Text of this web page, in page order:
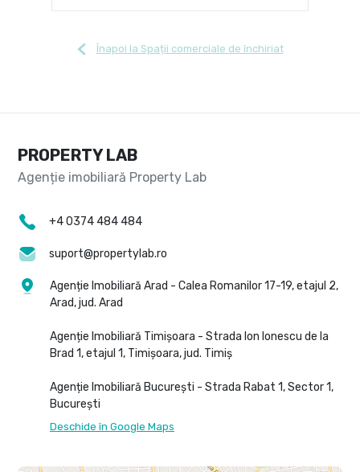
Înapoi la Spații comerciale de închiriat
PROPERTY LAB
+4 0374 484 484
suport@propertylab.ro
Agenție Imobiliară Arad - Calea Romanilor 17-19, etajul 2,
Arad, jud. Arad
Agenție Imobiliară Timișoara - Strada Ion Ionescu de la
Brad 1, etajul 1, Timișoara, jud. Timiș
Agenție Imobiliară București - Strada Rabat 1, Sector 1,
București
Deschide în Google Maps